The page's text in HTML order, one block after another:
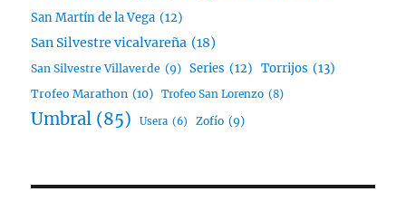
San Martín de la Vega (12)
San Silvestre vicalvareña (18)
San Silvestre Villaverde (9) Series (12) Torrijos (13)
Trofeo Marathon (10) Trofeo San Lorenzo (8)
Umbral (85) Usera (6) Zofío (9)